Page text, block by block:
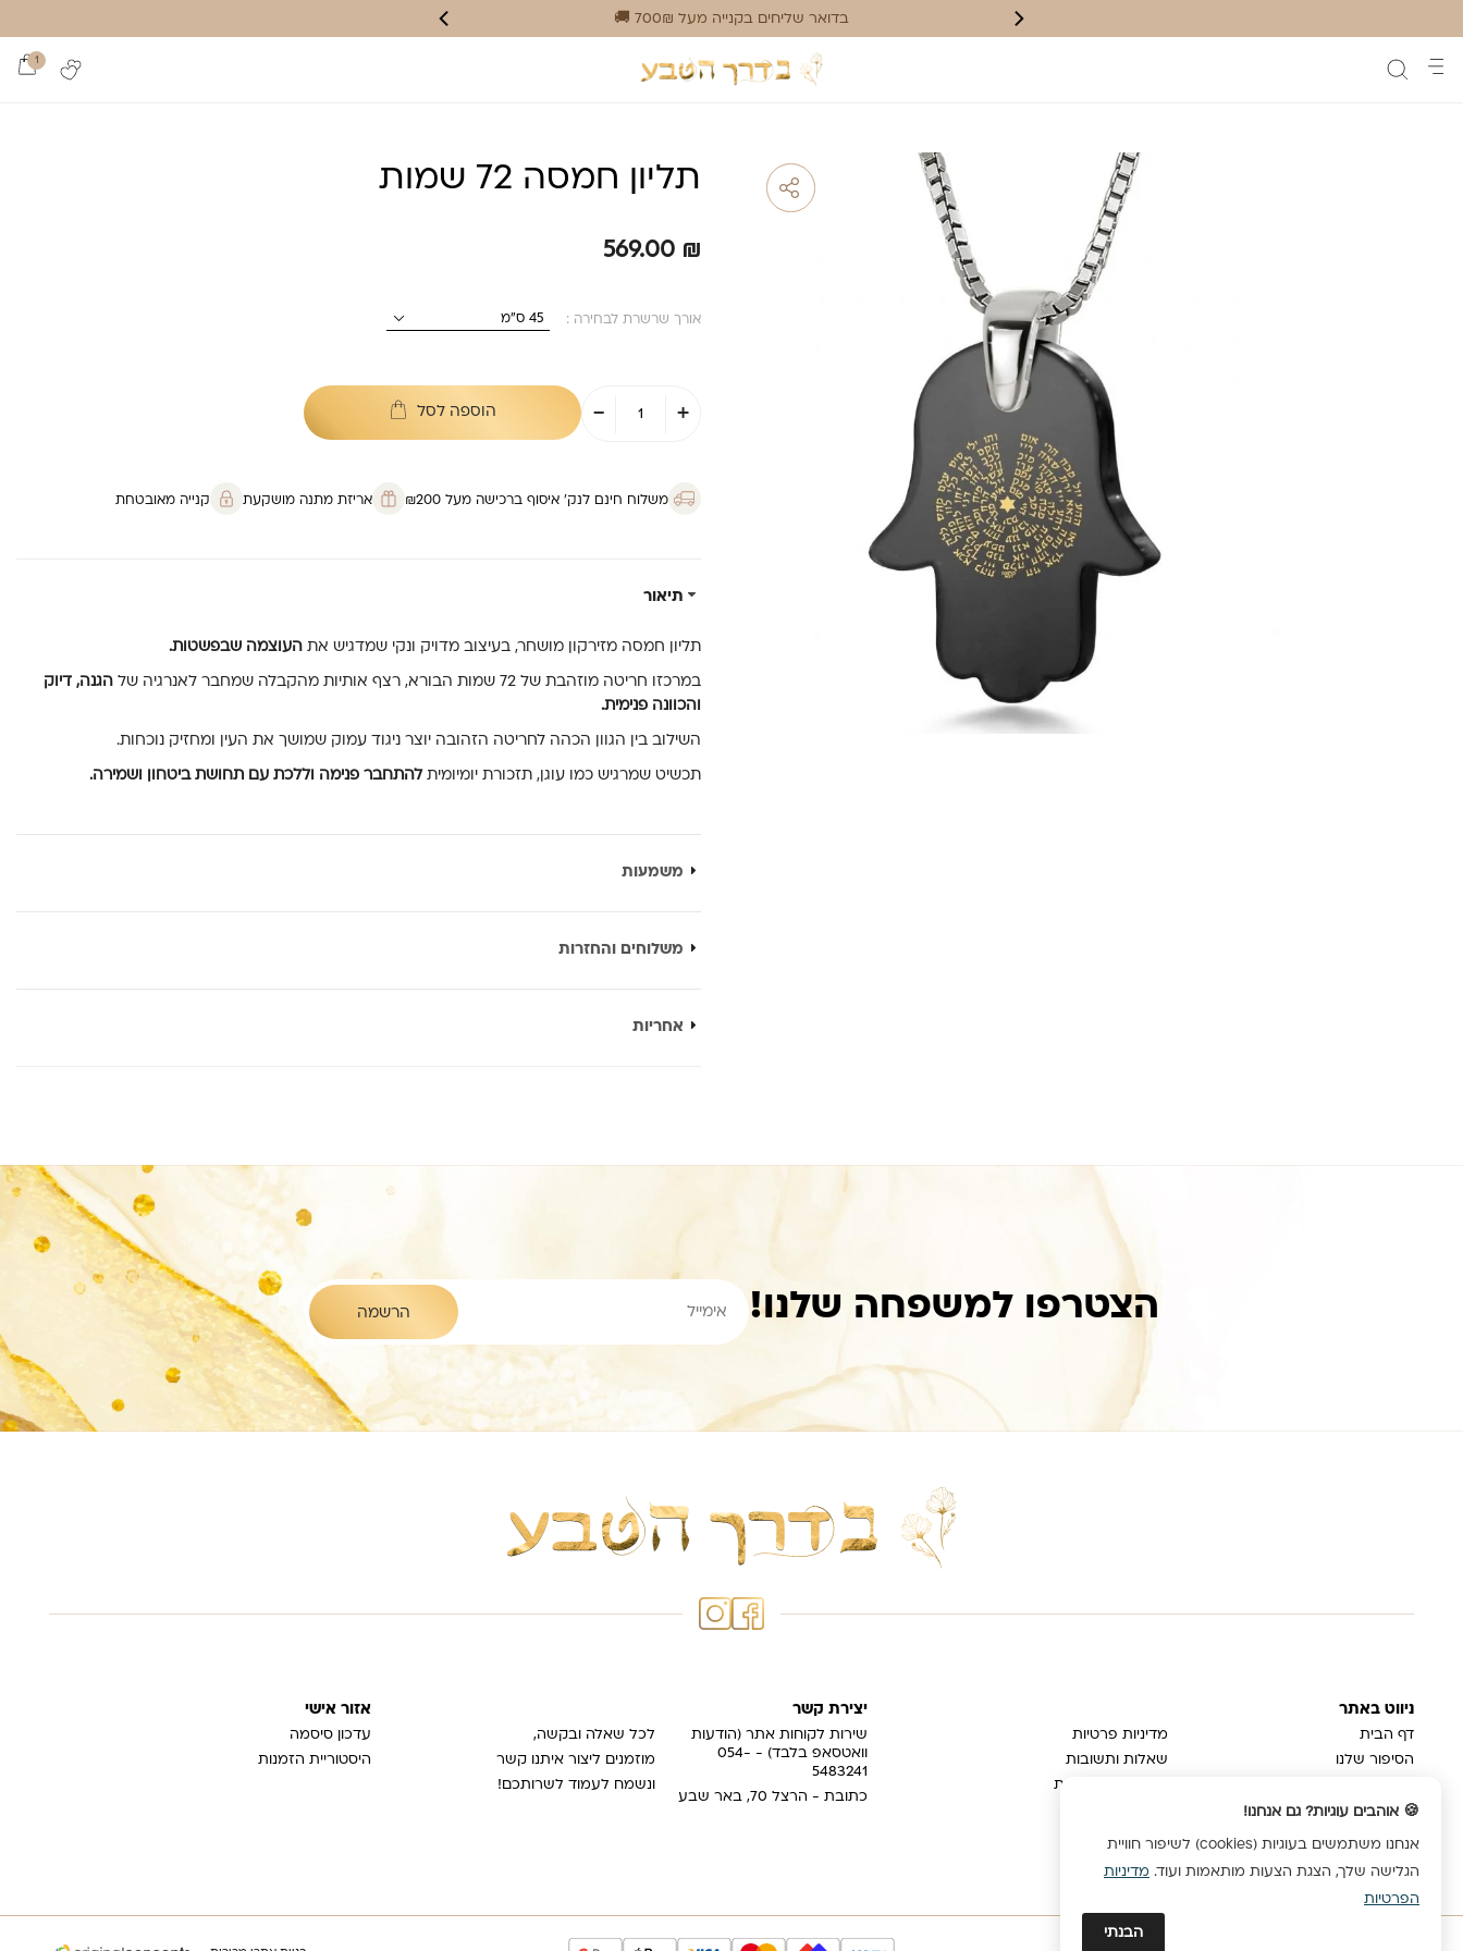
בדואר שליחים בקנייה מעל 700₪ 🚚
1
תליון חמסה 72 שמות
569.00 ₪
אורך שרשרת לבחירה :
-
כמות
של
תליון
+ הוספה לסל
משלוח חינם לנק’ איסוף ברכישה מעל ₪200 אריזת מתנה מושקעת קנייה מאובטחת
תיאור
תליון חמסה מזירקון מושחר, בעיצוב מדויק ונקי שמדגיש אתהעוצמה שבפשטות.
במרכזו חריטה מוזהבת של 72 שמות הבורא, רצף אותיות מהקבלה שמחבר לאנרגיה של
הגנה, דיוק
והכוונה פנימית.
השילוב בין הגוון הכהה לחריטה הזהובה יוצר ניגוד עמוק שמושך את העין ומחזיק נוכחות.
תכשיט שמרגיש כמו עוגן, תזכורת יומיומיתלהתחבר פנימה וללכת עם תחושת ביטחון ושמירה.
משמעות
משלוחים והחזרות
אחריות
הצטרפו למשפחה שלנו!
ניווט באתר
דף הבית
הסיפור שלנו
צור קשר
מדיניות פרטיות
שאלות ותשובות
משלוחים והחזרות
יצירת קשר
שירות לקוחות אתר (הודעות
וואטסאפ בלבד) - 054-
5483241
כתובת - הרצל 70, באר שבע
לכל שאלה ובקשה,
מוזמנים ליצור איתנו קשר
ונשמח לעמוד לשרותכם!
אזור אישי
עדכון סיסמה
היסטוריית הזמנות
🍪 אוהבים עוגיות? גם אנחנו!
אנחנו משתמשים בעוגיות (cookies) לשיפור חוויית
הגלישה שלך, הצגת הצעות מותאמות ועוד. מדיניות
הפרטיות
הבנתי